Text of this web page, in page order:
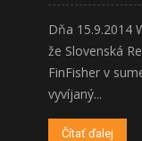
Dňa 15.9.2014
že Slovenská
FinFisher v
vyvíjaný...
Čítať ďalej